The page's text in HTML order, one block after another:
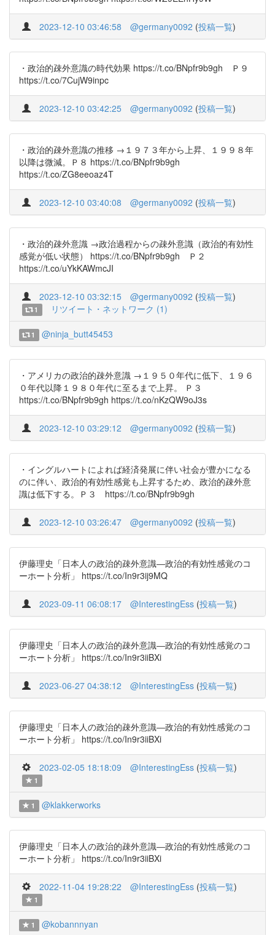
2023-12-10 03:46:58 @germany0092 (投稿一覧)
・政治的疎外意識の時代効果 https://t.co/BNpfr9b9gh Ｐ９
https://t.co/7CujW9inpc
2023-12-10 03:42:25 @germany0092 (投稿一覧)
・政治的疎外意識の推移 →１９７３年から上昇、１９９８年
以降は微減。Ｐ８ https://t.co/BNpfr9b9gh
https://t.co/ZG8eeoaz4T
2023-12-10 03:40:08 @germany0092 (投稿一覧)
・政治的疎外意識 →政治過程からの疎外意識（政治的有効性
感覚が低い状態） https://t.co/BNpfr9b9gh Ｐ２
https://t.co/uYkKAWmcJI
2023-12-10 03:32:15 @germany0092 (投稿一覧)
1 リツイート・ネットワーク (1)
1 @ninja_butt45453
・アメリカの政治的疎外意識 →１９５０年代に低下、１９６
０年代以降１９８０年代に至るまで上昇。 Ｐ３
https://t.co/BNpfr9b9gh https://t.co/nKzQW9oJ3s
2023-12-10 03:29:12 @germany0092 (投稿一覧)
・イングルハートによれば経済発展に伴い社会が豊かになる
のに伴い、政治的有効性感覚も上昇するため、政治的疎外意
識は低下する。Ｐ３ https://t.co/BNpfr9b9gh
2023-12-10 03:26:47 @germany0092 (投稿一覧)
伊藤理史「日本人の政治的疎外意識―政治的有効性感覚のコ
ーホート分析」 https://t.co/In9r3ij9MQ
2023-09-11 06:08:17 @InterestingEss (投稿一覧)
伊藤理史「日本人の政治的疎外意識―政治的有効性感覚のコ
ーホート分析」 https://t.co/In9r3iiBXi
2023-06-27 04:38:12 @InterestingEss (投稿一覧)
伊藤理史「日本人の政治的疎外意識―政治的有効性感覚のコ
ーホート分析」 https://t.co/In9r3iiBXi
2023-02-05 18:18:09 @InterestingEss (投稿一覧)
1
1 @klakkerworks
伊藤理史「日本人の政治的疎外意識―政治的有効性感覚のコ
ーホート分析」 https://t.co/In9r3iiBXi
2022-11-04 19:28:22 @InterestingEss (投稿一覧)
1
1 @kobannnyan